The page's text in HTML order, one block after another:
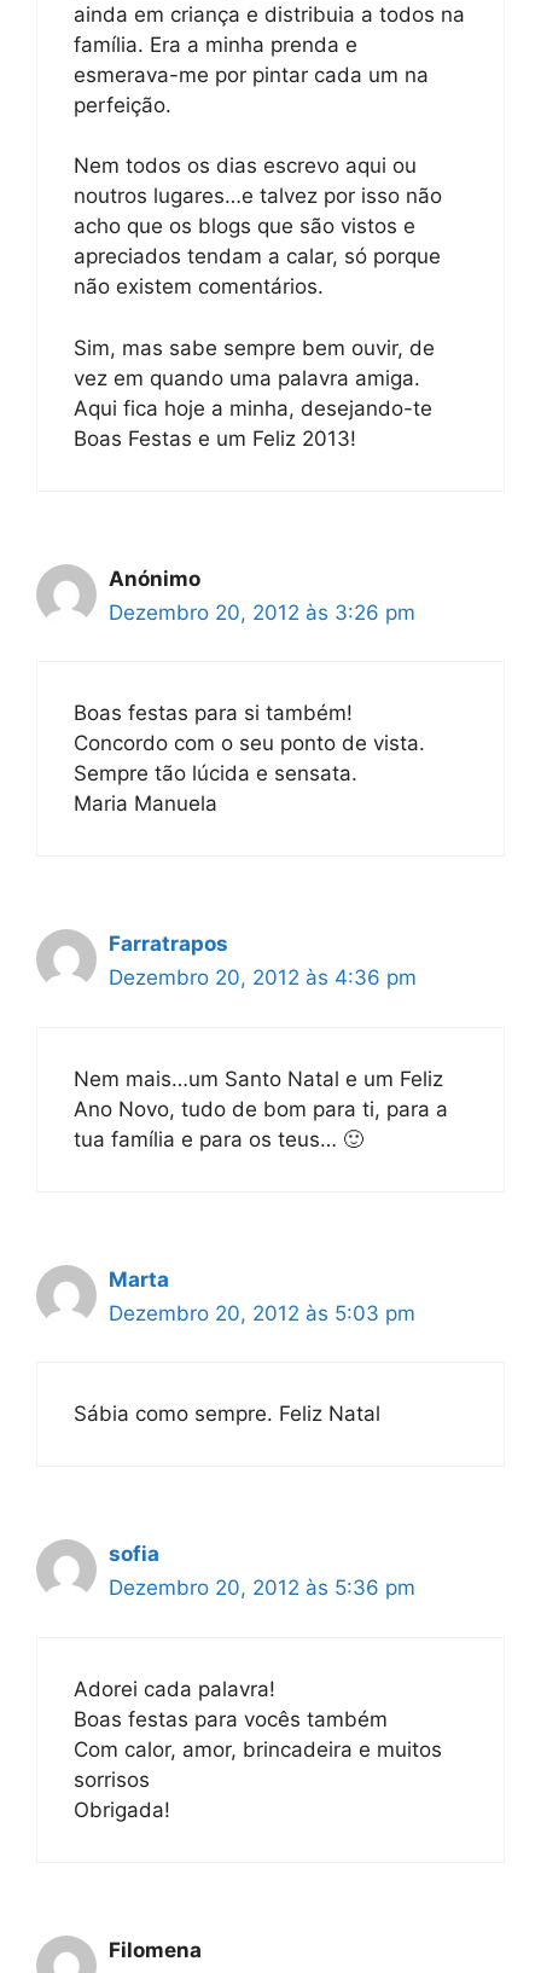
ainda em criança e distribuia a todos na
família. Era a minha prenda e
esmerava-me por pintar cada um na
perfeição.
Nem todos os dias escrevo aqui ou
noutros lugares…e talvez por isso não
acho que os blogs que são vistos e
apreciados tendam a calar, só porque
não existem comentários.
Sim, mas sabe sempre bem ouvir, de
vez em quando uma palavra amiga.
Aqui fica hoje a minha, desejando-te
Boas Festas e um Feliz 2013!
Anónimo
Dezembro 20, 2012 às 3:26 pm
Boas festas para si também!
Concordo com o seu ponto de vista.
Sempre tão lúcida e sensata.
Maria Manuela
Farratrapos
Dezembro 20, 2012 às 4:36 pm
Nem mais…um Santo Natal e um Feliz
Ano Novo, tudo de bom para ti, para a
tua família e para os teus… 🙂
Marta
Dezembro 20, 2012 às 5:03 pm
Sábia como sempre. Feliz Natal
sofia
Dezembro 20, 2012 às 5:36 pm
Adorei cada palavra!
Boas festas para vocês também
Com calor, amor, brincadeira e muitos
sorrisos
Obrigada!
Filomena